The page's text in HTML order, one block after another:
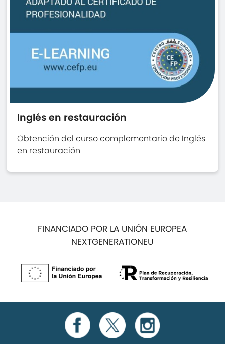
Inglés en restauración
Obtención del curso complementario de Inglés
en restauración
FINANCIADO POR LA UNIÓN EUROPEA
NEXTGENERATIONEU